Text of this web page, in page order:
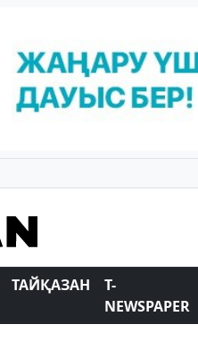
ТАЙҚАЗАН
T-
NEWSPAPER